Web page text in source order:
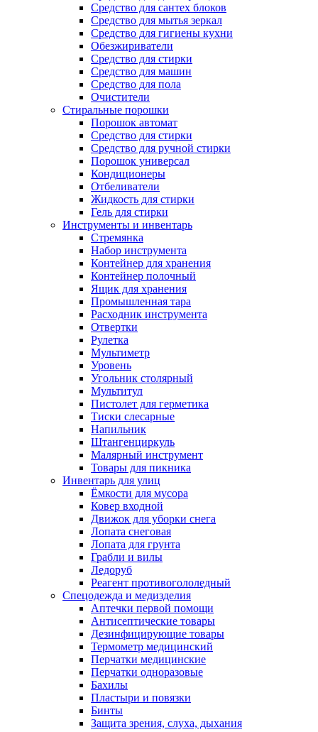
Средство для сантех блоков
Средство для мытья зеркал
Средство для гигиены кухни
Обезжириватели
Средство для стирки
Средство для машин
Средство для пола
Очистители
Стиральные порошки
Порошок автомат
Средство для стирки
Средство для ручной стирки
Порошок универсал
Кондиционеры
Отбеливатели
Жидкость для стирки
Гель для стирки
Инструменты и инвентарь
Стремянка
Набор инструмента
Контейнер для хранения
Контейнер полочный
Ящик для хранения
Промышленная тара
Расходник инструмента
Отвертки
Рулетка
Мультиметр
Уровень
Угольник столярный
Мультитул
Пистолет для герметика
Тиски слесарные
Напильник
Штангенциркуль
Малярный инструмент
Товары для пикника
Инвентарь для улиц
Ёмкости для мусора
Ковер входной
Движок для уборки снега
Лопата снеговая
Лопата для грунта
Грабли и вилы
Ледоруб
Реагент противогололедный
Спецодежда и медизделия
Аптечки первой помощи
Антисептические товары
Дезинфицирующие товары
Термометр медицинский
Перчатки медицинские
Перчатки одноразовые
Бахилы
Пластыри и повязки
Бинты
Защита зрения, слуха, дыхания